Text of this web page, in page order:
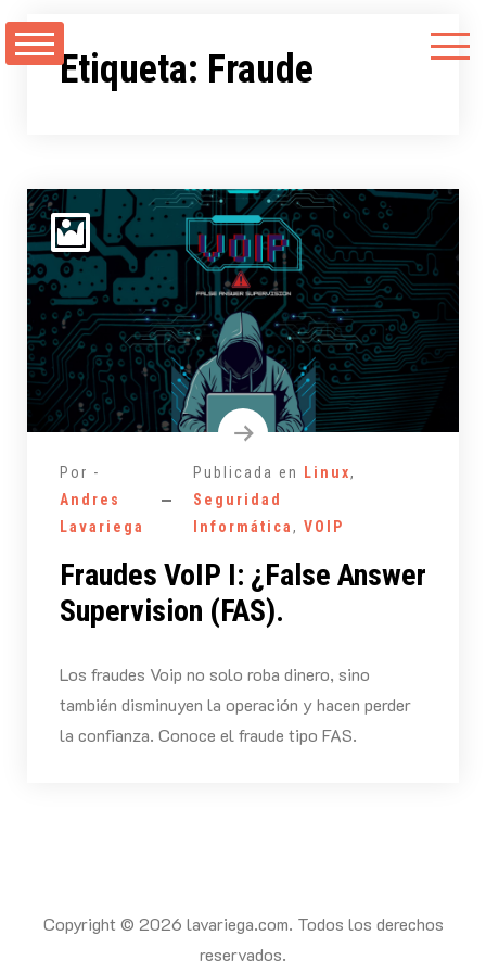
contenidoEtiqueta: Fraude
Por -
Andres
Lavariega
Publicada en Linux,
Seguridad
Informática, VOIP
Fraudes VoIP I: ¿False Answer
Supervision (FAS).
Los fraudes Voip no solo roba dinero, sino
también disminuyen la operación y hacen perder
la confianza. Conoce el fraude tipo FAS.
Copyright © 2026 lavariega.com. Todos los derechos
reservados.